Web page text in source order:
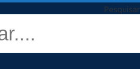
Pesquisar